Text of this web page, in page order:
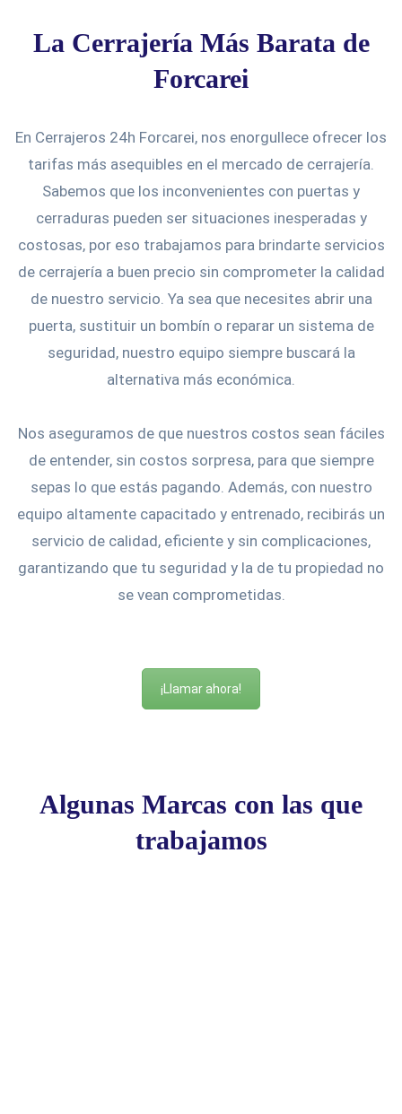
La Cerrajería Más Barata de
Forcarei
En Cerrajeros 24h Forcarei, nos enorgullece ofrecer los
tarifas más asequibles en el mercado de cerrajería.
Sabemos que los inconvenientes con puertas y
cerraduras pueden ser situaciones inesperadas y
costosas, por eso trabajamos para brindarte servicios
de cerrajería a buen precio sin comprometer la calidad
de nuestro servicio. Ya sea que necesites abrir una
puerta, sustituir un bombín o reparar un sistema de
seguridad, nuestro equipo siempre buscará la
alternativa más económica.
Nos aseguramos de que nuestros costos sean fáciles
de entender, sin costos sorpresa, para que siempre
sepas lo que estás pagando. Además, con nuestro
equipo altamente capacitado y entrenado, recibirás un
servicio de calidad, eficiente y sin complicaciones,
garantizando que tu seguridad y la de tu propiedad no
se vean comprometidas.
¡Llamar ahora!
Algunas Marcas con las que
trabajamos